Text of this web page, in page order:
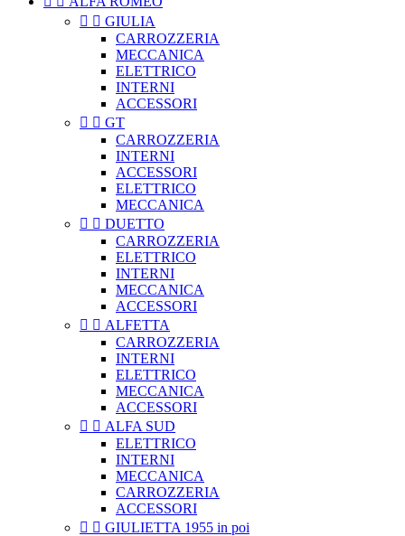
  GIULIA
CARROZZERIA
MECCANICA
ELETTRICO
INTERNI
ACCESSORI
  GT
CARROZZERIA
INTERNI
ACCESSORI
ELETTRICO
MECCANICA
  DUETTO
CARROZZERIA
ELETTRICO
INTERNI
MECCANICA
ACCESSORI
  ALFETTA
CARROZZERIA
INTERNI
ELETTRICO
MECCANICA
ACCESSORI
  ALFA SUD
ELETTRICO
INTERNI
MECCANICA
CARROZZERIA
ACCESSORI
  GIULIETTA 1955 in poi